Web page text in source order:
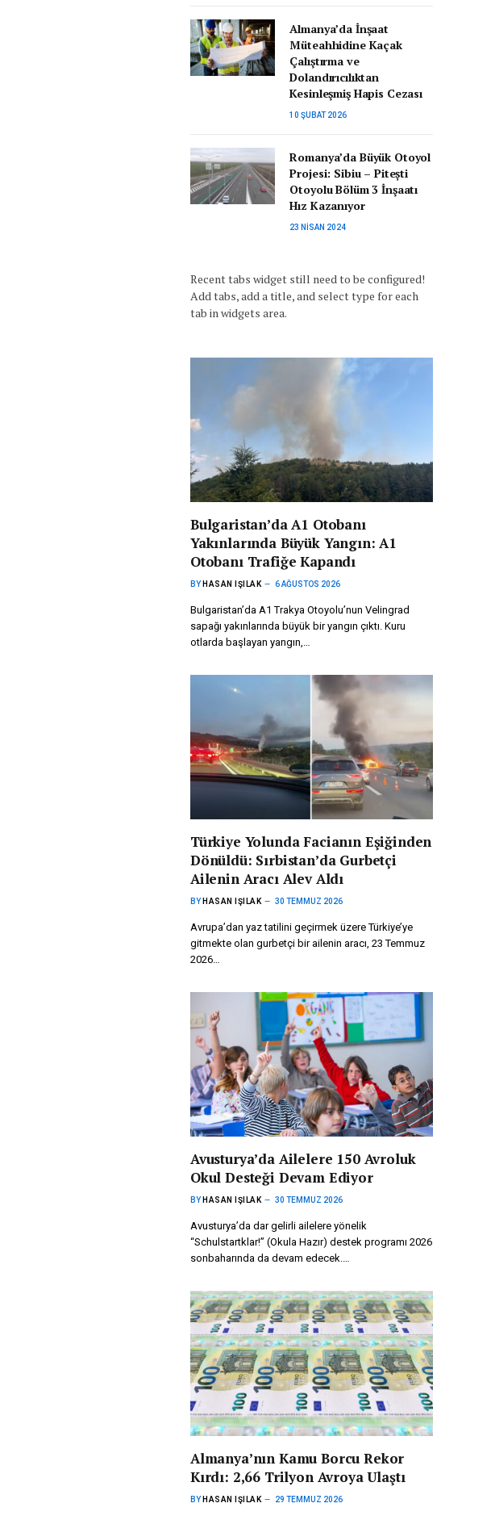
Almanya’da İnşaat
Müteahhidine Kaçak
Çalıştırma ve
Dolandırıcılıktan
Kesinleşmiş Hapis Cezası
10 ŞUBAT 2026
Romanya’da Büyük Otoyol
Projesi: Sibiu – Pitești
Otoyolu Bölüm 3 İnşaatı
Hız Kazanıyor
23 NISAN 2024
Recent tabs widget still need to be configured!
Add tabs, add a title, and select type for each
tab in widgets area.
Bulgaristan’da A1 Otobanı
Yakınlarında Büyük Yangın: A1
Otobanı Trafiğe Kapandı
BY HASAN IŞILAK 6 AĞUSTOS 2026
Bulgaristan’da A1 Trakya Otoyolu’nun Velingrad
sapağı yakınlarında büyük bir yangın çıktı. Kuru
otlarda başlayan yangın,…
Türkiye Yolunda Facianın Eşiğinden
Dönüldü: Sırbistan’da Gurbetçi
Ailenin Aracı Alev Aldı
BY HASAN IŞILAK 30 TEMMUZ 2026
Avrupa’dan yaz tatilini geçirmek üzere Türkiye’ye
gitmekte olan gurbetçi bir ailenin aracı, 23 Temmuz
2026…
Avusturya’da Ailelere 150 Avroluk
Okul Desteği Devam Ediyor
BY HASAN IŞILAK 30 TEMMUZ 2026
Avusturya’da dar gelirli ailelere yönelik
“Schulstartklar!” (Okula Hazır) destek programı 2026
sonbaharında da devam edecek.…
Almanya’nın Kamu Borcu Rekor
Kırdı: 2,66 Trilyon Avroya Ulaştı
BY HASAN IŞILAK 29 TEMMUZ 2026